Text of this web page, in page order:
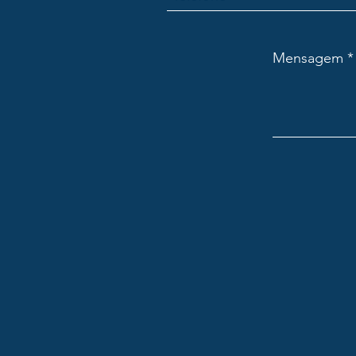
Mensagem